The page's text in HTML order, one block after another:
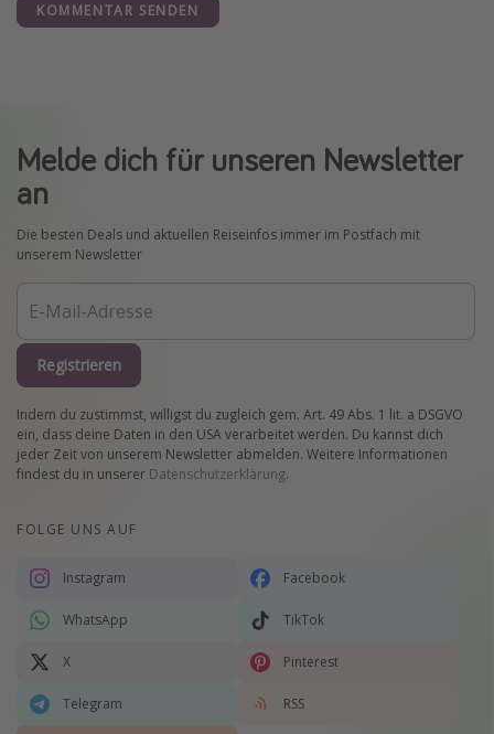
KOMMENTAR SENDEN
Melde dich für unseren Newsletter
an
Die besten Deals und aktuellen Reiseinfos immer im Postfach mit
unserem Newsletter
Registrieren
Indem du zustimmst, willigst du zugleich gem. Art. 49 Abs. 1 lit. a DSGVO
ein, dass deine Daten in den USA verarbeitet werden. Du kannst dich
jeder Zeit von unserem Newsletter abmelden. Weitere Informationen
findest du in unserer Datenschutzerklärung.
FOLGE UNS AUF
Instagram Facebook
WhatsApp TikTok
X Pinterest
Telegram RSS